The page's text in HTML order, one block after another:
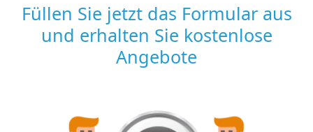
Füllen Sie jetzt das Formular aus
und erhalten Sie kostenlose
Angebote